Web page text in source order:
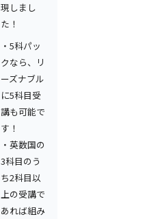
現しまし
た！
・5科パッ
クなら、リ
ーズナブル
に5科目受
講も可能で
す！
・英数国の
3科目のう
ち2科目以
上の受講で
あれば組み